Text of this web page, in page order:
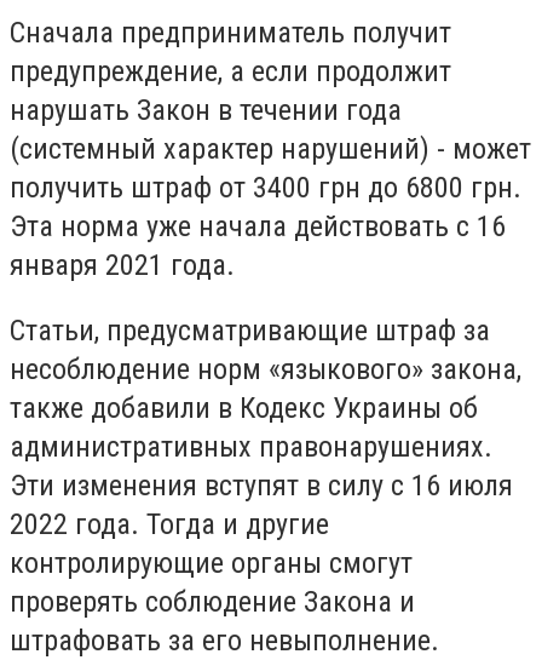
Сначала предприниматель получит
предупреждение, а если продолжит
нарушать Закон в течении года
(системный характер нарушений) - может
получить штраф от 3400 грн до 6800 грн.
Эта норма уже начала действовать с 16
января 2021 года.
Статьи, предусматривающие штраф за
несоблюдение норм «языкового» закона,
также добавили в Кодекс Украины об
административных правонарушениях.
Эти изменения вступят в силу с 16 июля
2022 года. Тогда и другие
контролирующие органы смогут
проверять соблюдение Закона и
штрафовать за его невыполнение.